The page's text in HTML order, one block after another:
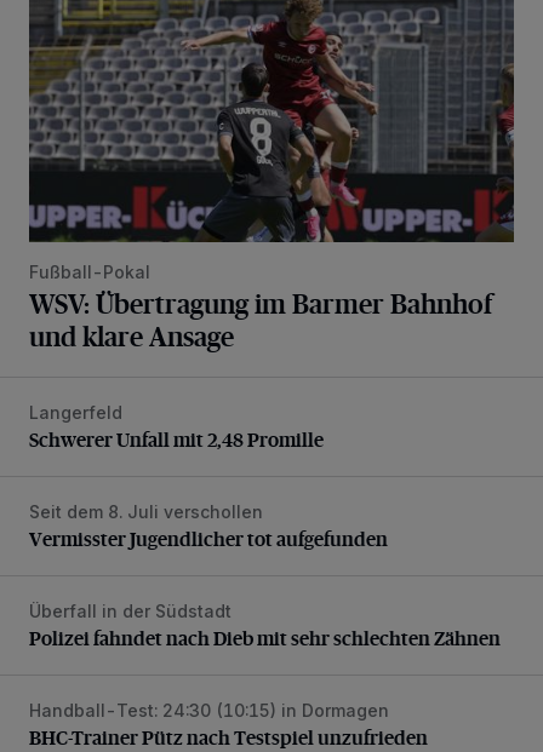
Fußball-Pokal
WSV: Übertragung im Barmer Bahnhof
und klare Ansage
Schwerer Unfall mit 2,48 Promille
Langerfeld
Schwerer Unfall mit 2,48 Promille
Vermisster Jugendlicher tot aufgefunden
Seit dem 8. Juli verschollen
Vermisster Jugendlicher tot aufgefunden
Polizei fahndet nach Dieb mit sehr schlechten Zähnen
Überfall in der Südstadt
Polizei fahndet nach Dieb mit sehr schlechten Zähnen
BHC-Trainer Pütz nach Testspiel unzufrieden
Handball-Test: 24:30 (10:15) in Dormagen
BHC-Trainer Pütz nach Testspiel unzufrieden